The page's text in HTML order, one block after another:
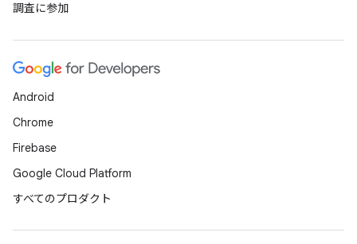
調査に参加
Android
Chrome
Firebase
Google Cloud Platform
すべてのプロダクト